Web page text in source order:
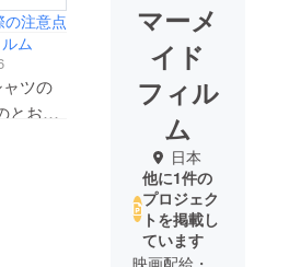
注意点
ム
ツの
とおり
マーメ
イド
フィル
ム
日本
他に1件の
プロジェク
トを掲載し
ています